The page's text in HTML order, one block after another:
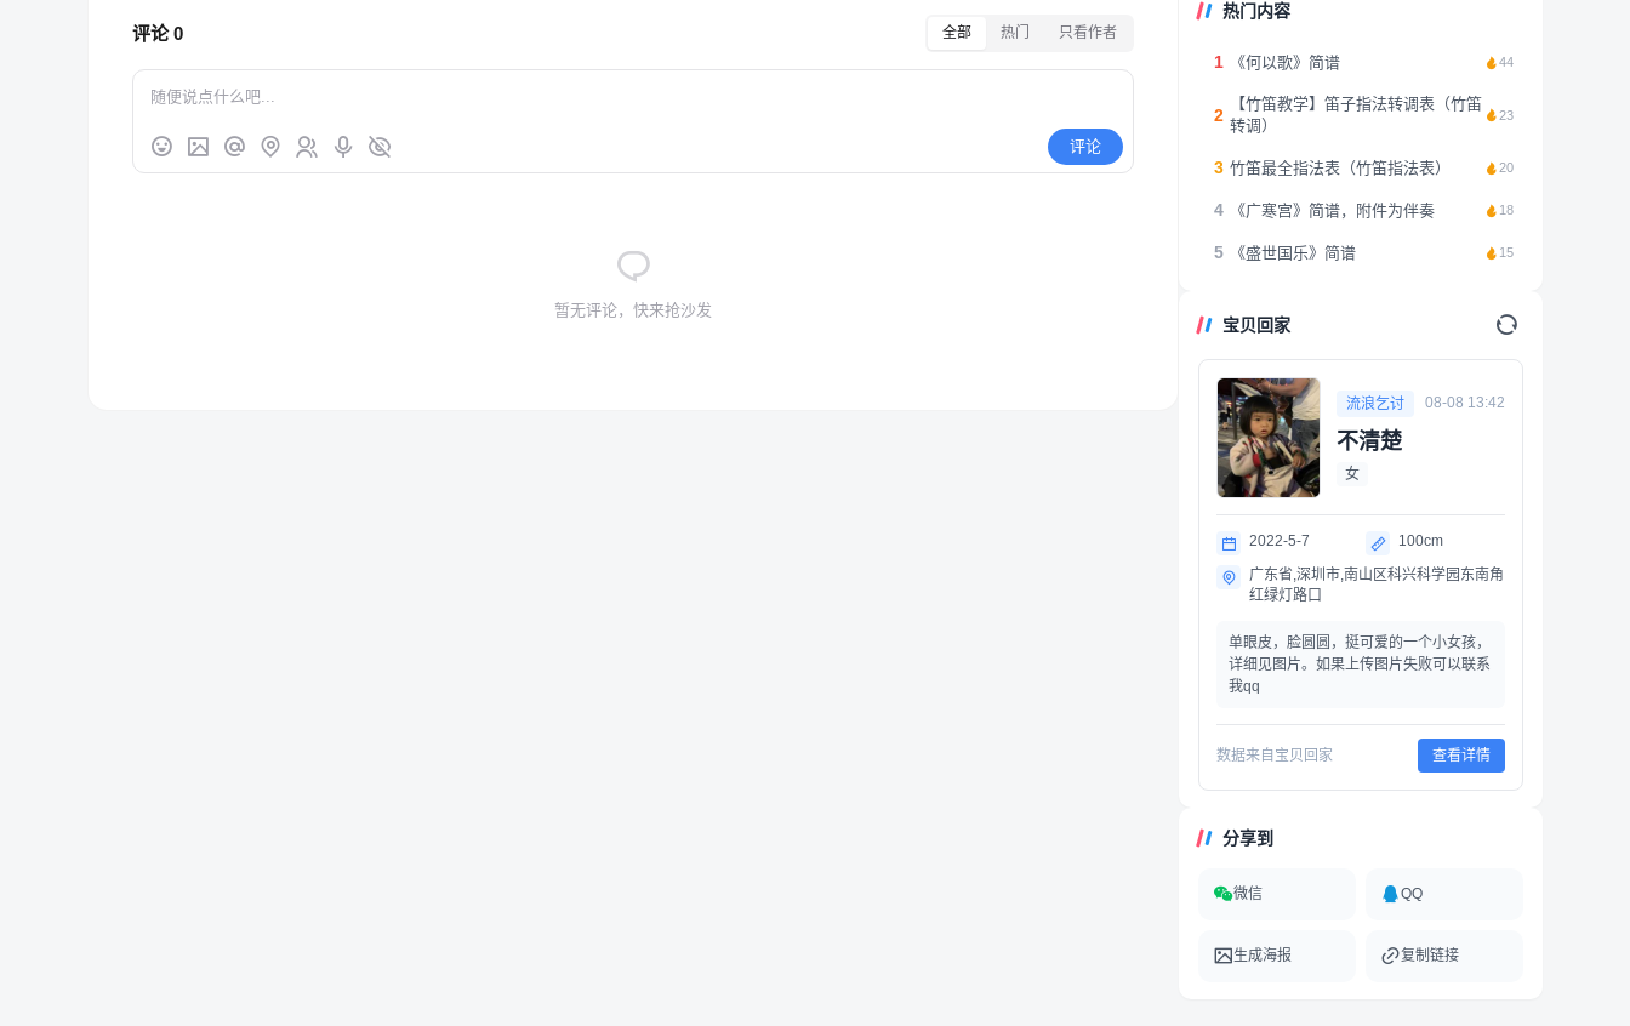
评论0 全部 热门 只看作者
评论
暂无评论，快来抢沙发
热门内容
1 《何以歌》简谱 44
2
【竹笛教学】笛子指法转调表（竹笛
转调）
23
3 竹笛最全指法表（竹笛指法表） 20
4 《广寒宫》简谱，附件为伴奏 18
5 《盛世国乐》简谱 15
宝贝回家
流浪乞讨 08-08 13:42
不清楚
女
2022-5-7
100cm
广东省,深圳市,南山区科兴科学园东南角
红绿灯路口
单眼皮，脸圆圆，挺可爱的一个小女孩，
详细见图片。如果上传图片失败可以联系
我qq
数据来自宝贝回家 查看详情
分享到
微信 QQ
生成海报 复制链接